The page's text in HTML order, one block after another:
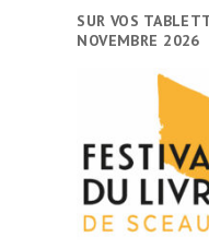
SUR VOS
NOVEMBRE 2026